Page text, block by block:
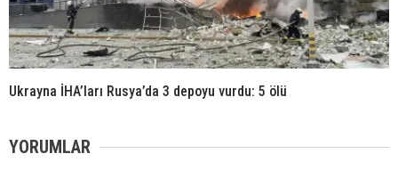
Ukrayna İHA’ları Rusya’da 3 depoyu vurdu: 5 ölü
YORUMLAR